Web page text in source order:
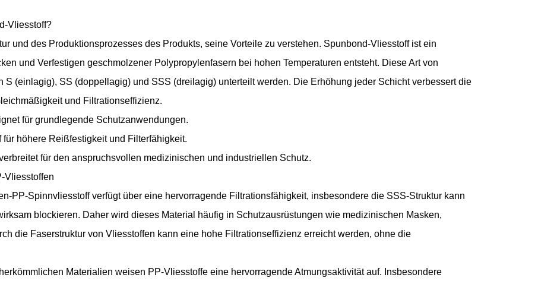
Vliesstoff?
und des Produktionsprozesses des Produkts, seine Vorteile zu verstehen. Spunbond-Vliesstoff ist ein
und Verfestigen geschmolzener Polypropylenfasern bei hohen Temperaturen entsteht. Diese Art von
S (einlagig), SS (doppellagig) und SSS (dreilagig) unterteilt werden. Die Erhöhung jeder Schicht verbessert die
und Filtrationseffizienz.
für grundlegende Schutzanwendungen.
höhere Reißfestigkeit und Filterfähigkeit.
für den anspruchsvollen medizinischen und industriellen Schutz.
Vliesstoffen
PP-Spinnvliesstoff verfügt über eine hervorragende Filtrationsfähigkeit, insbesondere die SSS-Struktur kann
blockieren. Daher wird dieses Material häufig in Schutzausrüstungen wie medizinischen Masken,
die Faserstruktur von Vliesstoffen kann eine hohe Filtrationseffizienz erreicht werden, ohne die
Materialien weisen PP-Vliesstoffe eine hervorragende Atmungsaktivität auf. Insbesondere